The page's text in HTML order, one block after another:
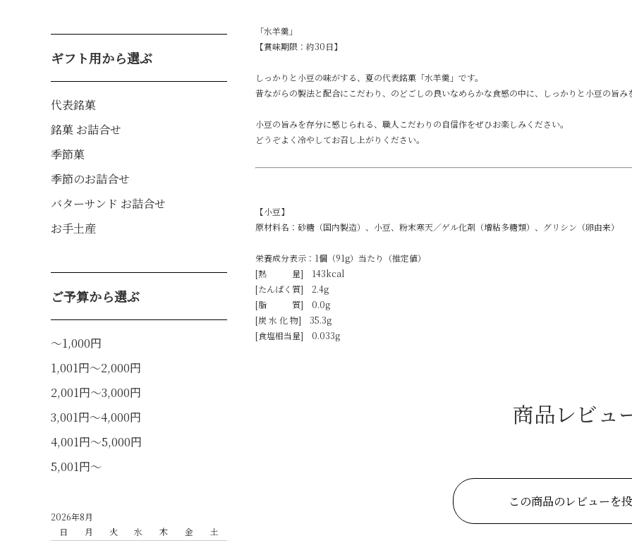
「水羊羹」
【賞味期限：約30日】
しっかりと小豆の味がする、夏の代表銘菓「水羊羹」です。
昔ながらの製法と配合にこだわり、のどごしの良いなめらかな食感の中に、しっかりと小豆の旨
小豆の旨みを存分に感じられる、職人こだわりの自信作をぜひお楽しみください。
どうぞよく冷やしてお召し上がりください。
【小豆】
原材料名：砂糖（国内製造）、小豆、粉末寒天／ゲル化剤（増粘多糖類）、グリシン（卵由来）
栄養成分表示：1個（91g）当たり（推定値）
[熱 量] 143kcal
[たんぱく質] 2.4g
[脂 質] 0.0g
[炭 水 化 物] 35.3g
[食塩相当量] 0.033g
商品レビュ
この商品のレビューを
ギフト用から選ぶ
代表銘菓
銘菓 お詰合せ
季節菓
季節のお詰合せ
バターサンド お詰合せ
お手土産
ご予算から選ぶ
～1,000円
1,001円～2,000円
2,001円～3,000円
3,001円～4,000円
4,001円～5,000円
5,001円～
2026年8月
日
月 火 水 木 金
土